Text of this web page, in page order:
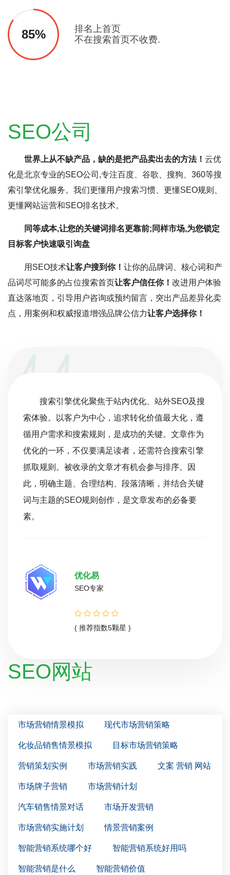
85%
排名上首页
不在搜索首页不收费.
SEO公司
世界上从不缺产品，缺的是把产品卖出去的方法！ 云优
化是北京专业的SEO公司,专注百度、谷歌、搜狗、360等搜
索引擎优化服务。我们更懂用户搜索习惯、更懂SEO规则、
更懂网站运营和SEO排名技术。
同等成本,让您的关键词排名更靠前;同样市场,为您锁定
目标客户快速吸引询盘
用SEO技术让客户搜到你！ 让你的品牌词、核心词和产
品词尽可能多的占位搜索首页让客户信任你！ 改进用户体验
直达落地页，引导用户咨询或预约留言，突出产品差异化卖
点，用案例和权威报道增强品牌公信力让客户选择你！
搜索引擎优化聚焦于站内优化、站外SEO及搜
索体验。以客户为中心，追求转化价值最大化，遵
循用户需求和搜索规则，是成功的关键。文章作为
优化的一环，不仅要满足读者，还需符合搜索引擎
抓取规则。被收录的文章才有机会参与排序。因
此，明确主题、合理结构、段落清晰，并结合关键
词与主题的SEO规则创作，是文章发布的必备要
素。
优化易
SEO专家
( 推荐指数5颗星 )
SEO网站
市场营销情景模拟 现代市场营销策略
化妆品销售情景模拟 目标市场营销策略
营销策划实例 市场营销实践 文案 营销 网站
市场牌子营销 市场营销计划
汽车销售情景对话 市场开发营销
市场营销实施计划 情景营销案例
智能营销系统哪个好 智能营销系统好用吗
智能营销是什么 智能营销价值